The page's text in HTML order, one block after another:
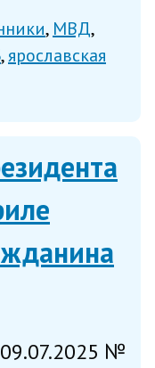
МВД
ярославская
№